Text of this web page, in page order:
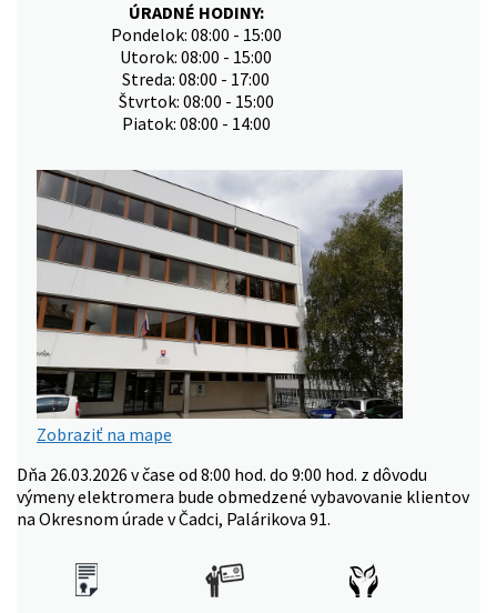
ÚRADNÉ HODINY:
Pondelok: 08:00 - 15:00
Utorok: 08:00 - 15:00
Streda: 08:00 - 17:00
Štvrtok: 08:00 - 15:00
Piatok: 08:00 - 14:00
Zobraziť na mape
Dňa 26.03.2026 v čase od 8:00 hod. do 9:00 hod. z dôvodu
výmeny elektromera bude obmedzené vybavovanie klientov
na Okresnom úrade v Čadci, Palárikova 91.